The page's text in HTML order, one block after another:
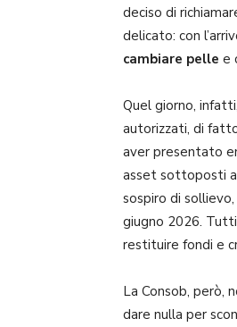
deciso di
delicato: con
cambiare pelle e
Quel giorno,
autorizzati, di
aver presentato
asset sottoposti a
sospiro di
giugno 2026.
restituire fondi e
La Consob, però,
dare nulla per